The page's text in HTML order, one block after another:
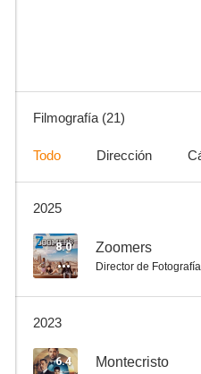
Filmografía (21)
Todo Dirección
2025
8.0 Zoomers
Director de Fotografía
2023
6.4 Montecristo